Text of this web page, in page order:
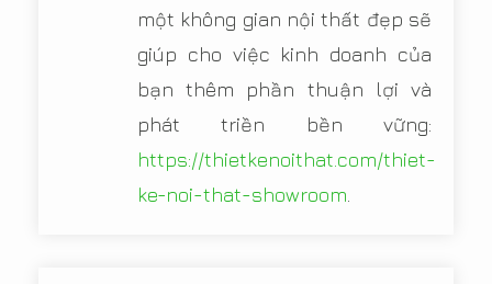
một không gian nội thất đẹp sẽ
giúp cho việc kinh doanh của
bạn thêm phần thuận lợi và
phát triền bền vững:
https://thietkenoithat.com/thiet-
ke-noi-that-showroom.